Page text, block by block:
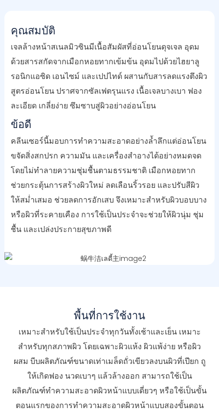
คุณสมบัติ
เจลล้างหน้าสเนลมิวซินมีเนื้อสัมผัสที่อ่อนโยนดุจเจล อุดม
ด้วยสารสกัดจากเมือกหอยทากเข้มข้น อุดมไปด้วยไฮยาลู
รอนิกแอซิด เอนไซม์ และเปปไทด์ ผสานกับสารลดแรงตึงผิว
สูตรอ่อนโยน ปราศจากซัลเฟตรุนแรง เนื้อเจลบางเบา ฟอง
ละเอียด เกลี่ยง่าย ซึมซาบสู่ผิวอย่างอ่อนโยน
ข้อดี
คลีนเซอร์นี้มอบการทำความสะอาดอย่างล้ำลึกแต่อ่อนโยน
ขจัดสิ่งสกปรก ความมัน และเครื่องสำอางได้อย่างหมดจด
โดยไม่ทำลายความชุ่มชื้นตามธรรมชาติ เมือกหอยทาก
ช่วยกระตุ้นการสร้างผิวใหม่ ลดเลือนริ้วรอย และปรับสีผิว
ให้สม่ำเสมอ ช่วยลดการอักเสบ จึงเหมาะสำหรับผิวบอบบาง
หรือผิวที่ระคายเคือง การใช้เป็นประจำจะช่วยให้ผิวนุ่ม ชุ่ม
ชื้น และเปล่งประกายสุขภาพดี
พื้นที่การใช้งาน
เหมาะสำหรับใช้เป็นประจำทุกวันทั้งเช้าและเย็น เหมาะ
สำหรับทุกสภาพผิว โดยเฉพาะผิวแห้ง ผิวแพ้ง่าย หรือผิว
ผสม บีบผลิตภัณฑ์ขนาดเท่าเมล็ดถั่วเขียวลงบนผิวที่เปียก ถู
ให้เกิดฟอง นวดเบาๆ แล้วล้างออก สามารถใช้เป็น
ผลิตภัณฑ์ทำความสะอาดผิวหน้าแบบเดี่ยวๆ หรือใช้เป็นขั้น
ตอนแรกของการทำความสะอาดผิวหน้าแบบสองขั้นตอน